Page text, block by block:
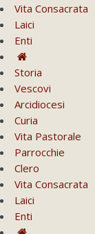
Vita Consacrata
Laici
Enti
Storia
Vescovi
Arcidiocesi
Curia
Vita Pastorale
Parrocchie
Clero
Vita Consacrata
Laici
Enti